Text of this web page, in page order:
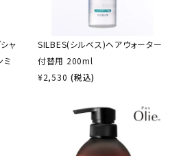
ャ
ミ
SILBES(シルベス)ヘアウォーター
付替用 200ml
¥2,530 (税込)